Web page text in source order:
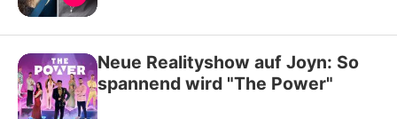
Neue Realityshow auf Joyn: So
spannend wird "The Power"